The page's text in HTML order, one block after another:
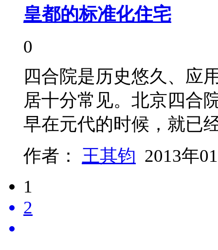
皇都的标准化住宅
0
四合院是历史悠久、应
居十分常见。北京四合
早在元代的时候，就
作者： 王其钧 2013年
1
2